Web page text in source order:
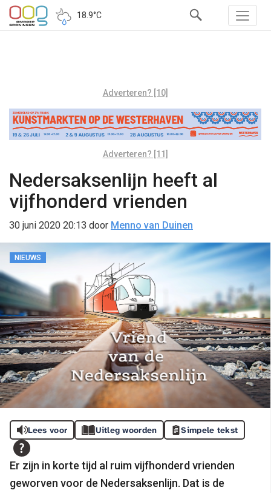
18.9°C
Adverteren? [10]
Adverteren? [11]
Nedersaksenlijn heeft al
vijfhonderd vrienden
30 juni 2020 20:13 door Menno van Duinen
NIEUWS
Lees voor Uitleg woorden Simpele tekst
Er zijn in korte tijd al ruim vijfhonderd vrienden
geworven voor de Nedersaksenlijn. Dat is de